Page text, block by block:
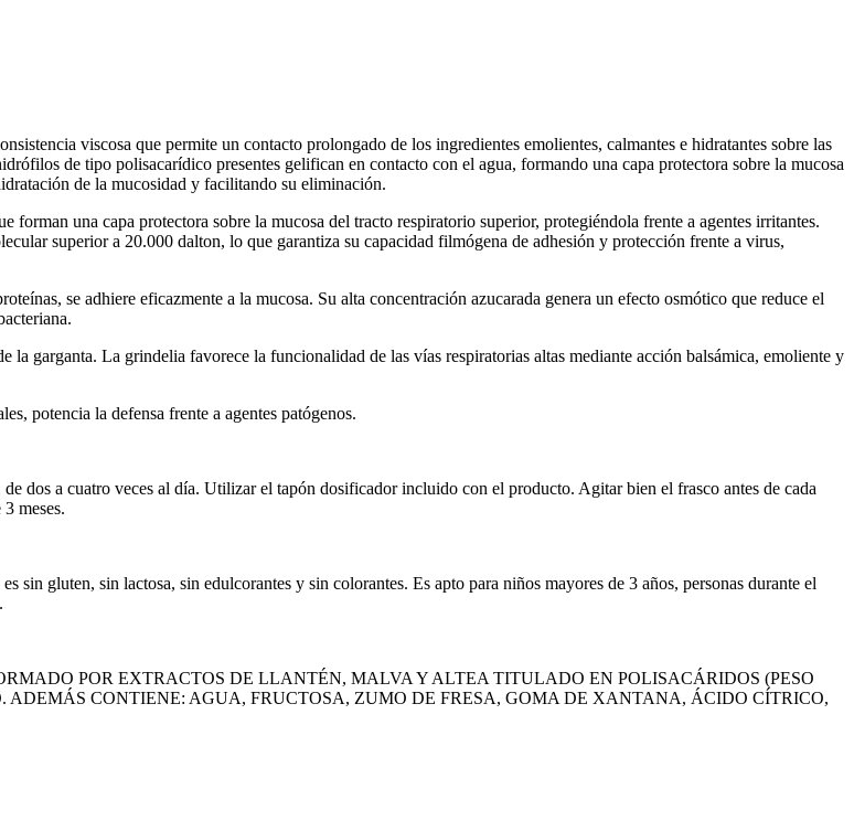
viscosa que permite un contacto prolongado de los ingredientes emolientes, calmantes e hidratantes sobre las
de tipo polisacarídico presentes gelifican en contacto con el agua, formando una capa protectora sobre la mucosa
de la mucosidad y facilitando su eliminación.
una capa protectora sobre la mucosa del tracto respiratorio superior, protegiéndola frente a agentes irritantes.
superior a 20.000 dalton, lo que garantiza su capacidad filmógena de adhesión y protección frente a virus,
se adhiere eficazmente a la mucosa. Su alta concentración azucarada genera un efecto osmótico que reduce el
garganta. La grindelia favorece la funcionalidad de las vías respiratorias altas mediante acción balsámica, emoliente y
potencia la defensa frente a agentes patógenos.
dos a cuatro veces al día. Utilizar el tapón dosificador incluido con el producto. Agitar bien el frasco antes de cada
meses.
gluten, sin lactosa, sin edulcorantes y sin colorantes. Es apto para niños mayores de 3 años, personas durante el
POR EXTRACTOS DE LLANTÉN, MALVA Y ALTEA TITULADO EN POLISACÁRIDOS (PESO
CONTIENE: AGUA, FRUCTOSA, ZUMO DE FRESA, GOMA DE XANTANA, ÁCIDO CÍTRICO,